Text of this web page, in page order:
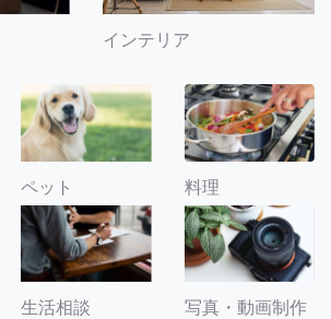
インテリア
ペット 料理
生活相談 写真・動画制作